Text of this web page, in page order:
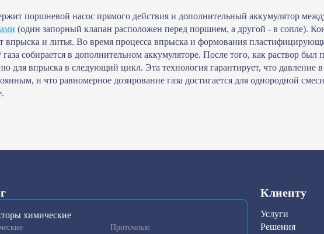
поршневой насос прямого действия и дополнительный аккумулятор
(один запорный клапан расположен перед поршнем, а другой - в сопле).
впрыска и литья. Во время процесса впрыска и формования
газа собирается в дополнительном аккумуляторе. После того, как раствор
для впрыска в следующий цикл. Эта технология гарантирует, что давление в
и что равномерное дозирование газа достигается для однородной
химические
Проточные
Клиенту
Услуги
Решения